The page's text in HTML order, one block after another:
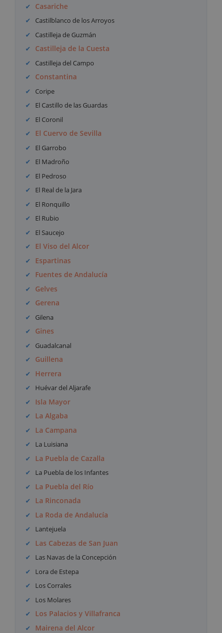
Casariche
Castilblanco de los Arroyos
Castilleja de Guzmán
Castilleja de la Cuesta
Castilleja del Campo
Constantina
Coripe
El Castillo de las Guardas
El Coronil
El Cuervo de Sevilla
El Garrobo
El Madroño
El Pedroso
El Real de la Jara
El Ronquillo
El Rubio
El Saucejo
El Viso del Alcor
Espartinas
Fuentes de Andalucía
Gelves
Gerena
Gilena
Gines
Guadalcanal
Guillena
Herrera
Huévar del Aljarafe
Isla Mayor
La Algaba
La Campana
La Luisiana
La Puebla de Cazalla
La Puebla de los Infantes
La Puebla del Río
La Rinconada
La Roda de Andalucía
Lantejuela
Las Cabezas de San Juan
Las Navas de la Concepción
Lora de Estepa
Los Corrales
Los Molares
Los Palacios y Villafranca
Mairena del Alcor